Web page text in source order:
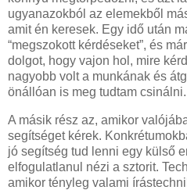
ugyanazokból az elemekből
amit én keresek. Egy idő után
“megszokott kérdéseket”, és
dolgot, hogy vajon hol, mire
nagyobb volt a munkának és
önállóan is meg tudtam csinálni.
A másik rész az, amikor
segítséget kérek.
jó segítség tud lenni egy külső
elfogulatlanul nézi a sztorit.
amikor tényleg valami